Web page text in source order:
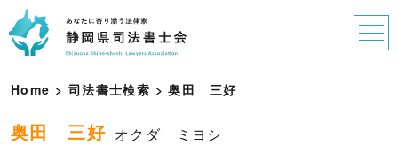
Home > 司法書士検索 >奥田 三好
奥田 三好 オクダ ミヨシ